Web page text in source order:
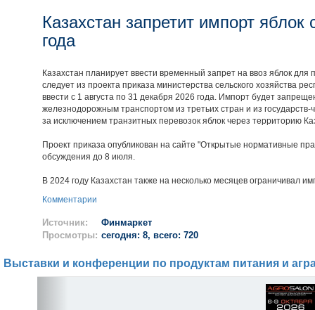
Казахстан запретит импорт яблок
года
Казахстан планирует ввести временный запрет на ввоз яблок
следует из проекта приказа министерства сельского хозяйства
ввести с 1 августа по 31 декабря 2026 года. Импорт будет
железнодорожным транспортом из третьих стран и из государств-
за исключением транзитных перевозок яблок через территорию
Проект приказа опубликован на сайте "Открытые нормативные
обсуждения до 8 июля.
В 2024 году Казахстан также на несколько месяцев ограничивал
Комментарии
Источник:
Финмаркет
Просмотры: сегодня: 8, всего: 720
Выставки и конференции по продуктам питания и